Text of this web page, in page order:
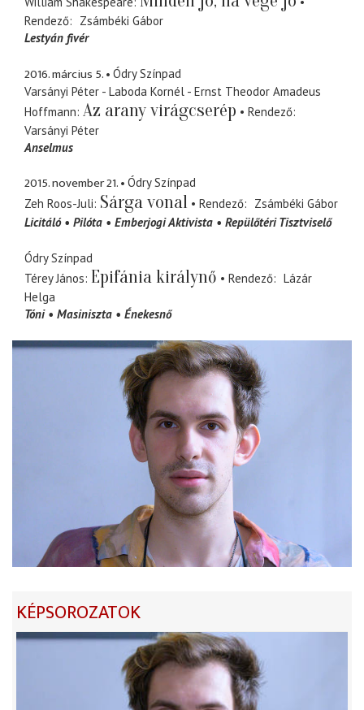
Rendező
Zsámbéki Gábor
Lestyán fivér
2016. március 5.
Ódry Színpad
Varsányi Péter - Laboda Kornél - Ernst Theodor Amadeus
Hoffmann Az arany virágcserép
Rendező
Varsányi Péter
Anselmus
2015. november 21.
Ódry Színpad
Zeh Roos-Juli Sárga vonal Rendező
Zsámbéki Gábor
Licitáló
Pilóta Emberjogi Aktivista Repülőtéri Tisztviselő
Ódry Színpad
Térey János Epifánia királynő Rendező
Lázár
Helga
Tóni
Masiniszta Énekesnő
KÉPSOROZATOK